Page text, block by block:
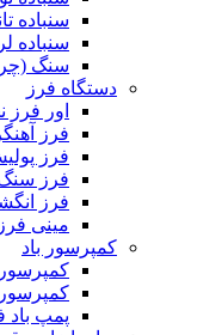
سنباده
سنباده
سنگ
دستگاه فرز
اور فرز
فرز
فرز
فرز
فرز
مینی فرز
کمپرسور باد
پمپ باد